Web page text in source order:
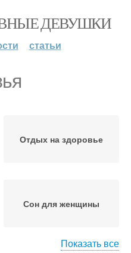
ДЕВУШКИ
статьи
Отдых на здоровье
Сон для женщины
Показать все